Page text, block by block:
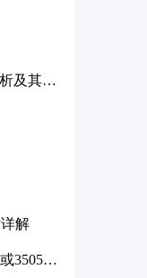
及其在
解
3505代